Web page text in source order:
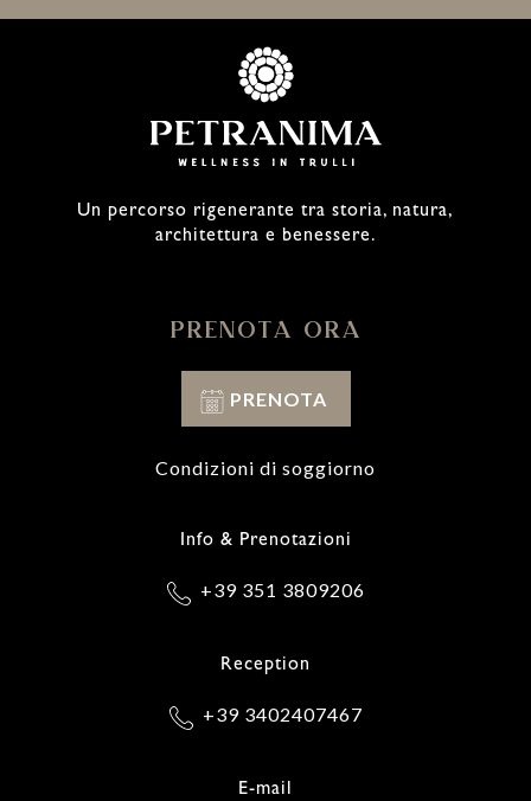
Un percorso rigenerante tra storia, natura,
architettura e benessere.
PRENOTA ORA
PRENOTA
Condizioni di soggiorno
Info & Prenotazioni
+39 351 3809206
Reception
+39 3402407467
E-mail